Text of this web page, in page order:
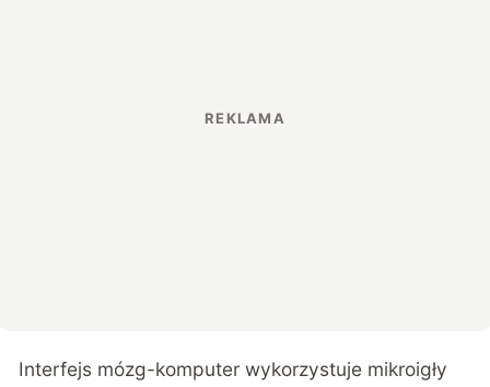
Interfejs mózg-komputer wykorzystuje mikroigły